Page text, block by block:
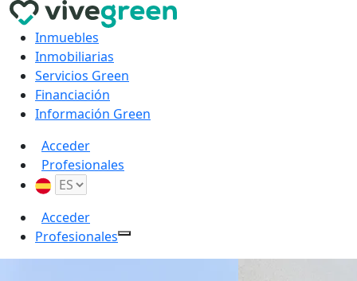
Inmuebles
Inmobiliarias
Servicios Green
Financiación
Información Green
Acceder
Profesionales
Acceder
Profesionales